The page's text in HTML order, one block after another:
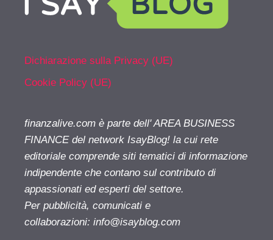
Dichiarazione sulla Privacy (UE)
Cookie Policy (UE)
finanzalive.com è parte dell' AREA BUSINESS
FINANCE del network IsayBlog! la cui rete
editoriale comprende siti tematici di informazione
indipendente che contano sul contributo di
appassionati ed esperti del settore.
Per pubblicità, comunicati e
collaborazioni: info@isayblog.com